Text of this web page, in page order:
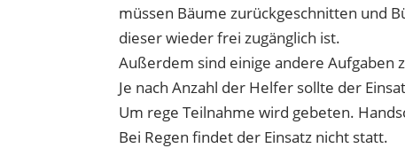
müssen Bäume zurückgeschnitten und
dieser wieder frei zugänglich ist.
Außerdem sind einige andere Aufgaben
Je nach Anzahl der Helfer sollte der
Um rege Teilnahme wird gebeten.
Bei Regen findet der Einsatz nicht statt.